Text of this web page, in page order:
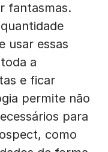
fantasmas.
usar essas
a
e ficar
permite não
para
como